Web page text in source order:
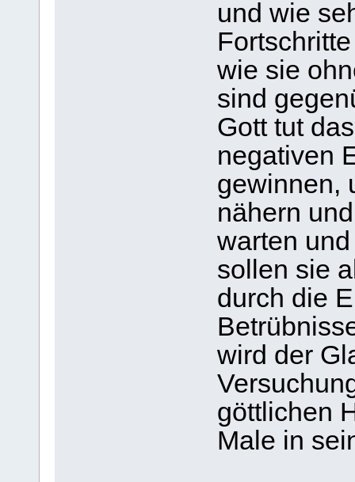
und wie
wie sie
sind
Gott tut
negativen
gewinnen,
nähern
warten
sollen sie
durch die
wird der
göttlichen
Male in